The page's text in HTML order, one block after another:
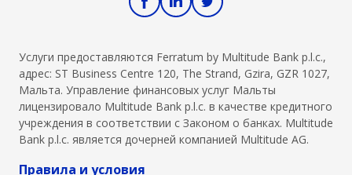
Услуги предоставляются Ferratum by Multitude Bank p.l.c.,
адрес: ST Business Centre 120, The Strand, Gzira, GZR 1027,
Мальта. Управление финансовых услуг Мальты
лицензировало Multitude Bank p.l.c. в качестве кредитного
учреждения в соответствии с Законом о банках. Multitude
Bank p.l.c. является дочерней компанией Multitude AG.
Правила и условия